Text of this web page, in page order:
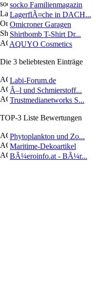
socko Familienmagazin
LagerflÃ¤che in DACH...
Omicroner Garagen
Shirtbomb T-Shirt Dr...
AQUYO Cosmetics
Die 3 beliebtesten Einträge
Labi-Forum.de
Ã–l und Schmierstoff...
Trustmedianetworks S...
TOP-3 Liste Bewertungen
Phytoplankton und Zo...
Maritime-Dekoartikel
BÃ¼eroinfo.at - BÃ¼r...